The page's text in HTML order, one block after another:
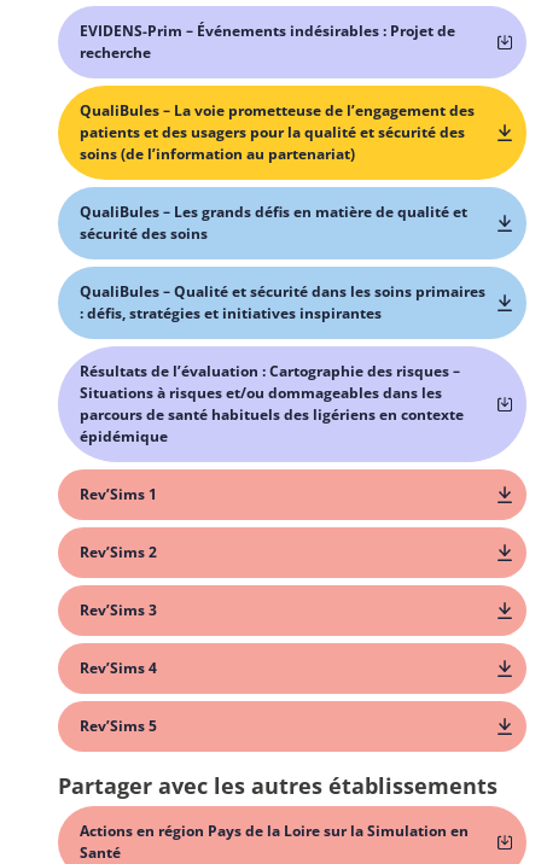
EVIDENS-Prim – Événements indésirables : Projet de
recherche
QualiBules – La voie prometteuse de l’engagement des
patients et des usagers pour la qualité et sécurité des
soins (de l’information au partenariat)
QualiBules – Les grands défis en matière de qualité et
sécurité des soins
QualiBules – Qualité et sécurité dans les soins primaires
: défis, stratégies et initiatives inspirantes
Résultats de l’évaluation : Cartographie des risques –
Situations à risques et/ou dommageables dans les
parcours de santé habituels des ligériens en contexte
épidémique
Rev’Sims 1
Rev’Sims 2
Rev’Sims 3
Rev’Sims 4
Rev’Sims 5
Partager avec les autres établissements
Actions en région Pays de la Loire sur la Simulation en
Santé